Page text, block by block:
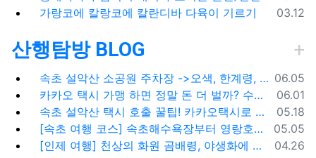
등록일
03.12
가랑코에 칼랑코에 칼란디바 다육이 기르기
산행탐방 BLOG
등록일
06.05
속초 설악산 소공원 주차장 ->오색, 한계령, 남교리, 백담사 용대리 택시 예약 방법
등록일
06.01
카카오 택시 가맹 하면 정말 돈 더 벌까? 수수료 대비 수익 분석과 비가맹의 영리한 선택
등록일
05.18
속초 설악산 택시 호출 꿀팁! 카카오택시로 빠르고 편하게 이용하는 방법
등록일
05.05
[속초 여행 코스] 속초해수욕장부터 영랑호까지, 꼭 가봐야 할 BEST 5
등록일
04.26
[인제 여행] 천상의 화원 곰배령, 야생화에 물들다 (예약 및 코스 팁)